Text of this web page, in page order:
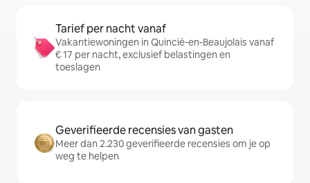
Tarief per nacht vanaf
Vakantiewoningen in Quincié-en-Beaujolais vanaf
€ 17 per nacht, exclusief belastingen en
toeslagen
Geverifieerde recensies van gasten
Meer dan 2.230 geverifieerde recensies om je op
weg te helpen